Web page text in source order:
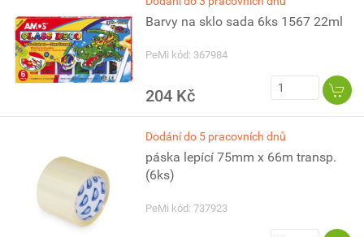
Barvy na sklo sada 6ks 1567 22ml
PeMi kód: 367984
204 Kč
Dodání do 5 pracovních dnů
páska lepící 75mm x 66m transp.
(6ks)
PeMi kód: 737923